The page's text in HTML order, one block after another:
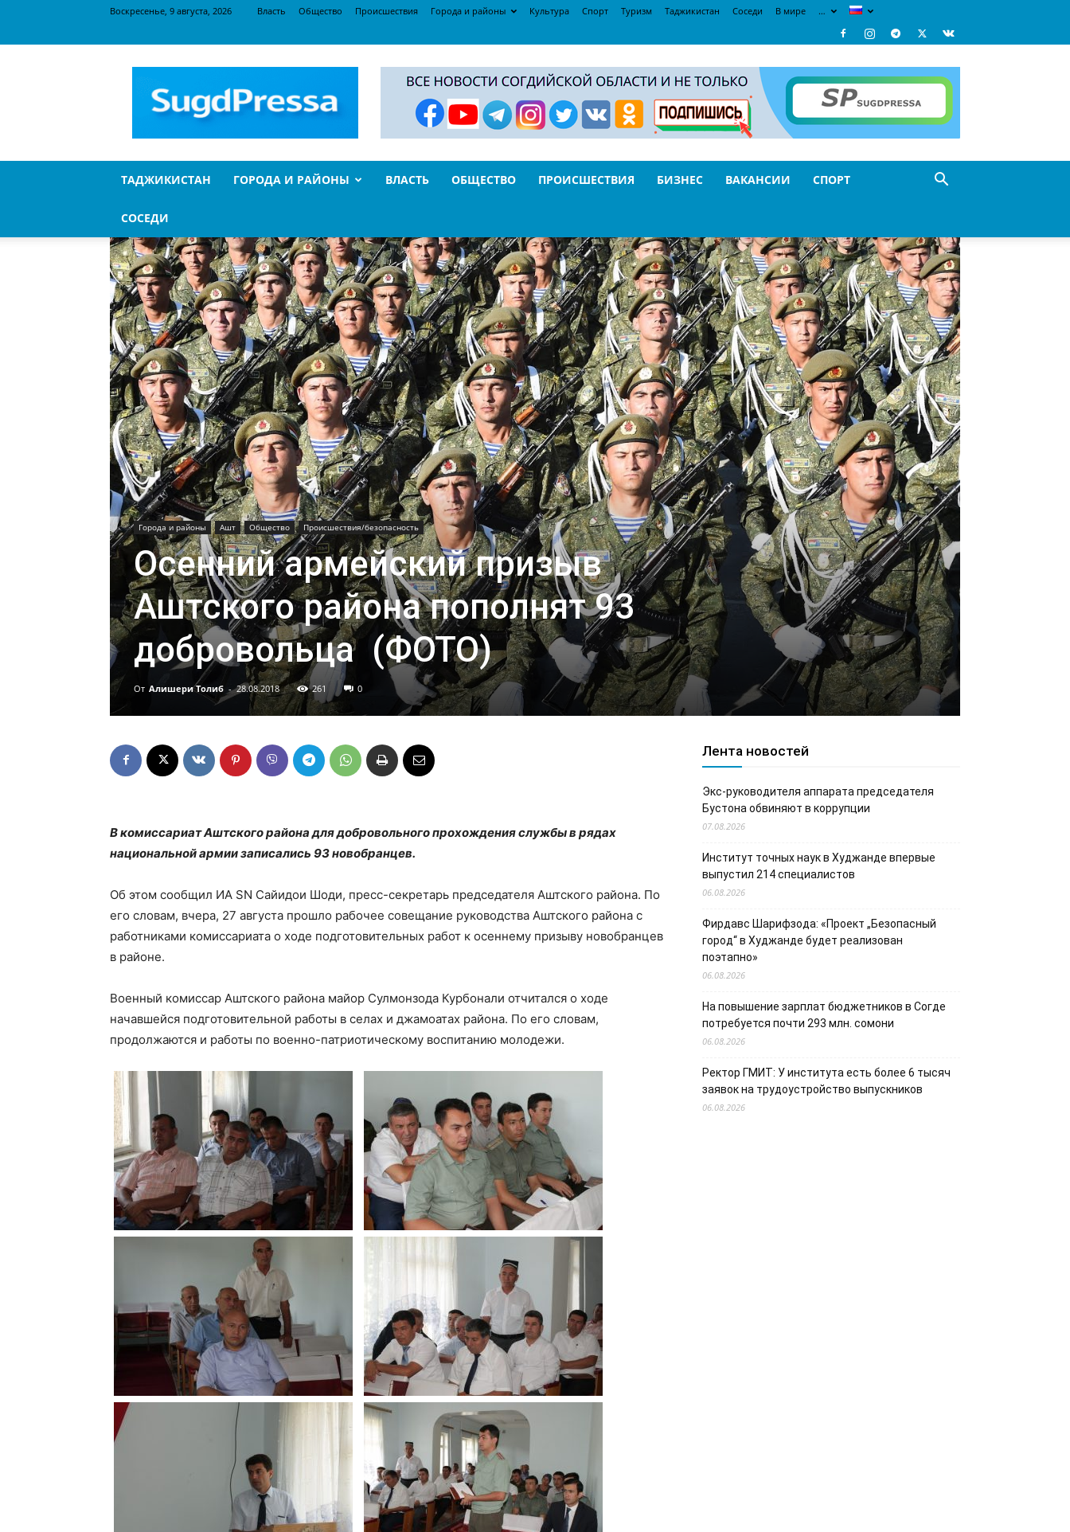
Воскресенье, 9 августа, 2026 Власть Общество Происшествия Города и районы Культура Спорт Туризм Таджикистан Соседи В мире …
ТАДЖИКИСТАН ГОРОДА И РАЙОНЫ ВЛАСТЬ ОБЩЕСТВО ПРОИСШЕСТВИЯ БИЗНЕС ВАКАНСИИ СПОРТ
СОСЕДИ
Города и районы Ашт Общество Происшествия/безопасность
Осенний армейский призыв
Аштского района пополнят 93
добровольца (ФОТО)
От Алишери Толиб - 28.08.2018 261 0
В комиссариат Аштского района для добровольного прохождения службы в рядах
национальной армии записались 93 новобранцев.
Об этом сообщил ИА SN Сайидои Шоди, пресс-секретарь председателя Аштского района. По
его словам, вчера, 27 августа прошло рабочее совещание руководства Аштского района с
работниками комиссариата о ходе подготовительных работ к осеннему призыву новобранцев
в районе.
Военный комиссар Аштского района майор Сулмонзода Курбонали отчитался о ходе
начавшейся подготовительной работы в селах и джамоатах района. По его словам,
продолжаются и работы по военно-патриотическому воспитанию молодежи.
Лента новостей
Экс-руководителя аппарата председателя
Бустона обвиняют в коррупции
07.08.2026
Институт точных наук в Худжанде впервые
выпустил 214 специалистов
06.08.2026
Фирдавс Шарифзода: «Проект „Безопасный
город“ в Худжанде будет реализован
поэтапно»
06.08.2026
На повышение зарплат бюджетников в Согде
потребуется почти 293 млн. сомони
06.08.2026
Ректор ГМИТ: У института есть более 6 тысяч
заявок на трудоустройство выпускников
06.08.2026